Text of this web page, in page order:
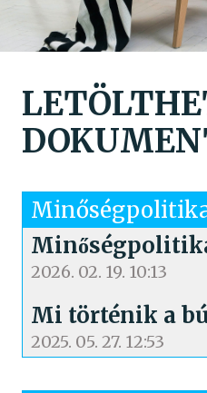
2026. 02. 19. 10:13
Mi történik a
2025. 05. 27. 12:53